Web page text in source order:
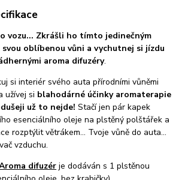
vozu... Zkrášli ho tímto jedinečným
svou oblíbenou vůni a vychutnej si jízdu
aroma difuzéry.
si interiér svého auta přírodními vůněmi
užívej si blahodárné účinky aromaterapie
už to nejde!Stačí jen pár kapek
esenciálního oleje na plstěný polštářek a
rozptýlit větrákem... Tvoje vůně do auta...
vzduchu.
difuzér je dodáván s 1 plstěnou